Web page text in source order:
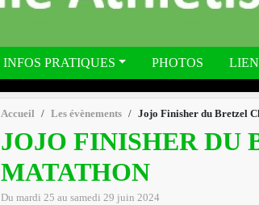
INFOS PRATIQUES PHOTOS
Accueil Les évènements Jojo Finisher du Bretzel
JOJO FINISHER DU
MATATHON
Du mardi 25 au samedi 29 juin 2024